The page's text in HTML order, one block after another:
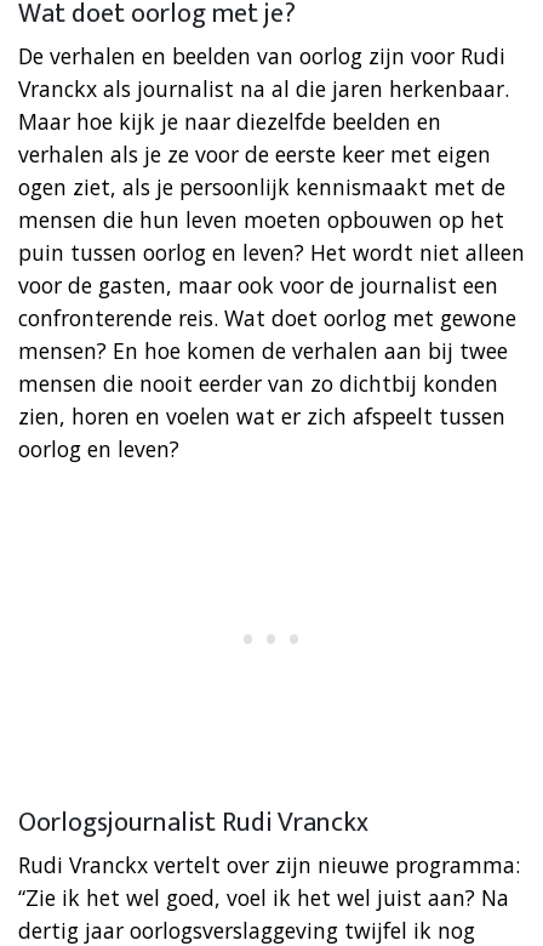
Wat doet oorlog met je?
De verhalen en beelden van oorlog zijn voor Rudi
Vranckx als journalist na al die jaren herkenbaar.
Maar hoe kijk je naar diezelfde beelden en
verhalen als je ze voor de eerste keer met eigen
ogen ziet, als je persoonlijk kennismaakt met de
mensen die hun leven moeten opbouwen op het
puin tussen oorlog en leven? Het wordt niet alleen
voor de gasten, maar ook voor de journalist een
confronterende reis. Wat doet oorlog met gewone
mensen? En hoe komen de verhalen aan bij twee
mensen die nooit eerder van zo dichtbij konden
zien, horen en voelen wat er zich afspeelt tussen
oorlog en leven?
Oorlogsjournalist Rudi Vranckx
Rudi Vranckx vertelt over zijn nieuwe programma:
“Zie ik het wel goed, voel ik het wel juist aan? Na
dertig jaar oorlogsverslaggeving twijfel ik nog